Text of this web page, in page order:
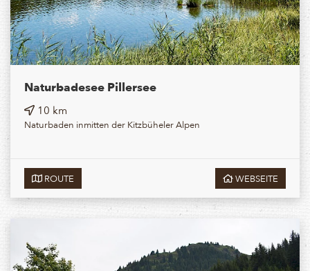
Naturbadesee Pillersee
10 km
Naturbaden inmitten der Kitzbüheler Alpen
ROUTE WEBSEITE